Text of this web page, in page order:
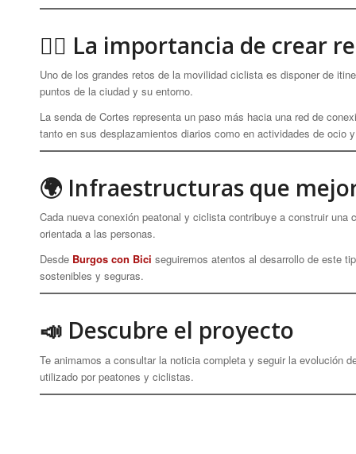
🚴‍♀️ La importancia de crear
Uno de los grandes retos de la movilidad ciclista es disponer de
puntos de la ciudad y su entorno.
La senda de Cortes representa un paso más hacia una red de
tanto en sus desplazamientos diarios como en actividades de ocio
🌍 Infraestructuras que
Cada nueva conexión peatonal y ciclista contribuye a construir
orientada a las personas.
Desde Burgos con Bici seguiremos atentos al desarrollo de este
sostenibles y seguras.
📣 Descubre el proyecto
Te animamos a consultar la noticia completa y seguir la evolución
utilizado por peatones y ciclistas.